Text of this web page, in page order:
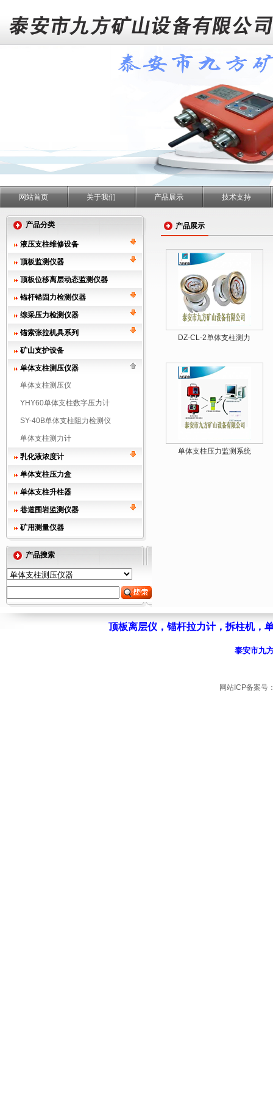
网站首页 关于我们 产品展示 技术支持
产品分类
液压支柱维修设备
顶板监测仪器
顶板位移离层动态监测仪器
锚杆锚固力检测仪器
综采压力检测仪器
锚索张拉机具系列
矿山支护设备
单体支柱测压仪器
单体支柱测压仪
YHY60单体支柱数字压力计
SY-40B单体支柱阻力检测仪
单体支柱测力计
乳化液浓度计
单体支柱压力盒
单体支柱升柱器
巷道围岩监测仪器
矿用测量仪器
产品搜索
产品展示
DZ-CL-2单体支柱测力
单体支柱压力监测系统
顶板离层仪 ， 锚杆拉力计 ， 拆柱机 ，
泰安市九
网站ICP备案号